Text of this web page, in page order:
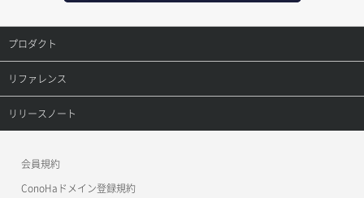
ポートデタッチ
ボリュームアタッチ
レコード更新
レコード詳細取得
プロダクト
プロダクトトップ
ConoHa VPS(Ver.3.0)
ConoHa for GAME
リファレンス
リファレンストップ
リリースノート
会員規約
ConoHaドメイン登録規約